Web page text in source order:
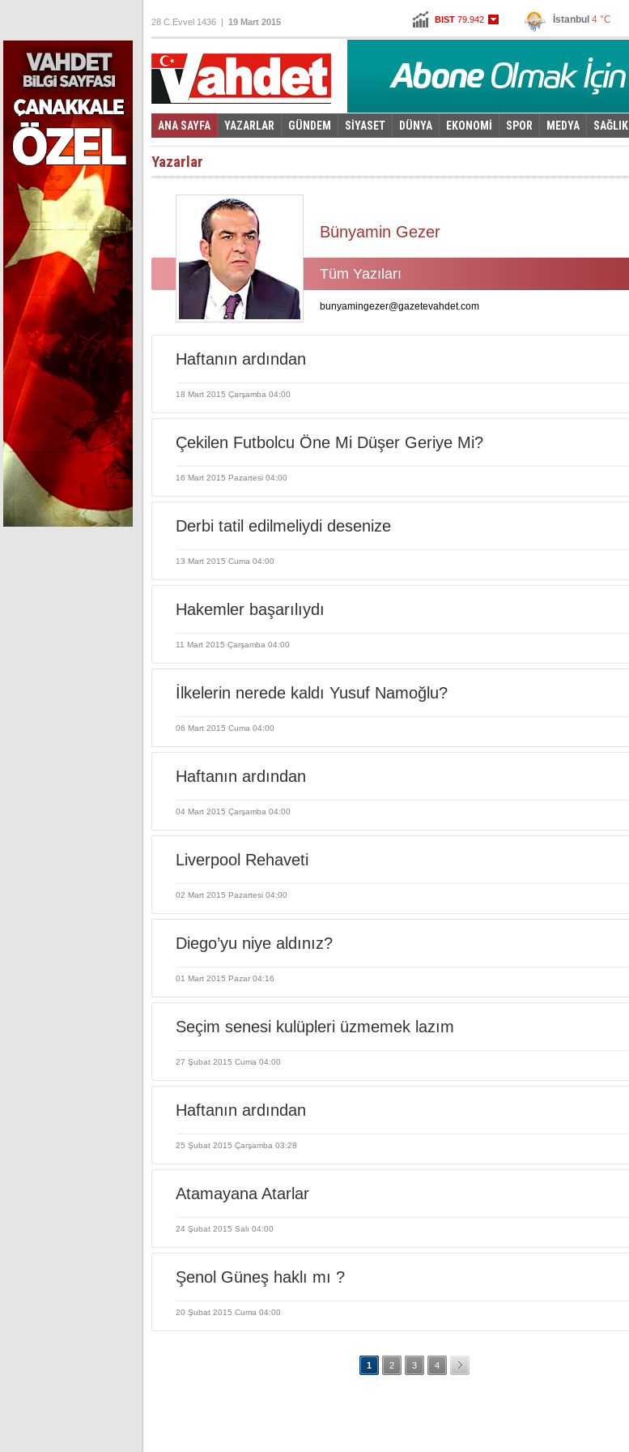
BIST 79.942
Altın96,930
Euro 2,7845
İstanbul 4 °C
Ankara3 °C
28 C.Evvel 1436 | 19 Mart 2015
ANA SAYFA YAZARLAR GÜNDEM SİYASET DÜNYA EKONOMİ SPOR MEDYA SAĞLIK
Foto Galeri | Video Galeri
Yazarlar
Bünyamin Gezer
Tüm Yazıları
bunyamingezer@gazetevahdet.com
Haftanın ardından
18 Mart 2015 Çarşamba 04:00
Çekilen Futbolcu Öne Mi Düşer Geriye Mi?
16 Mart 2015 Pazartesi 04:00
Derbi tatil edilmeliydi desenize
13 Mart 2015 Cuma 04:00
Hakemler başarılıydı
11 Mart 2015 Çarşamba 04:00
İlkelerin nerede kaldı Yusuf Namoğlu?
06 Mart 2015 Cuma 04:00
Haftanın ardından
04 Mart 2015 Çarşamba 04:00
Liverpool Rehaveti
02 Mart 2015 Pazartesi 04:00
Diego’yu niye aldınız?
01 Mart 2015 Pazar 04:16
Seçim senesi kulüpleri üzmemek lazım
27 Şubat 2015 Cuma 04:00
Haftanın ardından
25 Şubat 2015 Çarşamba 03:28
Atamayana Atarlar
24 Şubat 2015 Salı 04:00
Şenol Güneş haklı mı ?
20 Şubat 2015 Cuma 04:00
1 2 3 4